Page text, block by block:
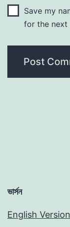
Save my
for the next
ভার্সন
English Version